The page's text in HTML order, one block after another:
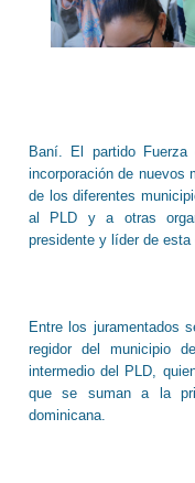
Baní. El partido
incorporación de nuevos
de los diferentes
al PLD y a otras
presidente y líder de esta
Entre los juramentados
regidor del municipio
intermedio del PLD,
que se suman a la
dominicana.